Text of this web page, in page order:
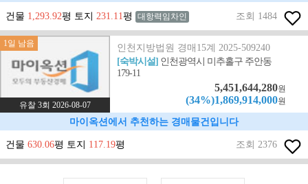
건물 1,293.92평 토지 231.11평 대항력임차인 조회 1484
1일 남음
유찰 3회 2026-08-07
인천지방법원 경매15계 2025-509240
[숙박시설] 인천광역시 미추홀구 주안동
179-11
5,451,644,280원
(34%)1,869,914,000원
마이옥션에서 추천하는 경매물건입니다
건물 630.06평 토지 117.19평 조회 2376